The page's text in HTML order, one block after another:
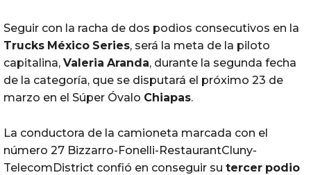
Seguir con la racha de dos podios consecutivos en la
Trucks México Series, será la meta de la piloto
capitalina, Valeria Aranda, durante la segunda fecha
de la categoría, que se disputará el próximo 23 de
marzo en el Súper Óvalo Chiapas.
La conductora de la camioneta marcada con el
número 27 Bizzarro-Fonelli-RestaurantCluny-
TelecomDistrict confió en conseguir su tercer podio